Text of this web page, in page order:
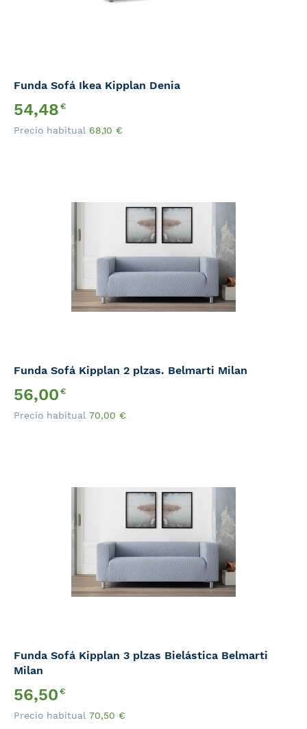
Funda Sofá Ikea Kipplan Denia
Precio
Especial
54,48€
Precio habitual 68,10 €
Funda Sofá Kipplan 2 plzas. Belmarti Milan
Precio
Especial
56,00€
Precio habitual 70,00 €
Funda Sofá Kipplan 3 plzas Bielástica Belmarti
Milan
Precio
Especial
56,50€
Precio habitual 70,50 €